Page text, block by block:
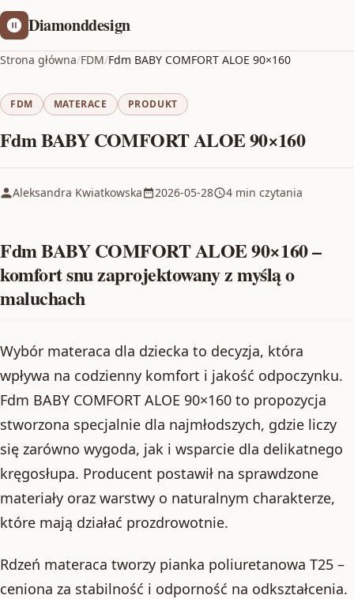
Diamonddesign
Strona główna/FDM/Fdm BABY COMFORT ALOE 90×160
FDM MATERACE PRODUKT
Fdm BABY COMFORT ALOE 90×160
Aleksandra Kwiatkowska 2026-05-28 4 min czytania
Fdm BABY COMFORT ALOE 90×160 –
komfort snu zaprojektowany z myślą o
maluchach
Wybór materaca dla dziecka to decyzja, która
wpływa na codzienny komfort i jakość odpoczynku.
Fdm BABY COMFORT ALOE 90×160 to propozycja
stworzona specjalnie dla najmłodszych, gdzie liczy
się zarówno wygoda, jak i wsparcie dla delikatnego
kręgosłupa. Producent postawił na sprawdzone
materiały oraz warstwy o naturalnym charakterze,
które mają działać prozdrowotnie.
Rdzeń materaca tworzy pianka poliuretanowa T25 –
ceniona za stabilność i odporność na odkształcenia.